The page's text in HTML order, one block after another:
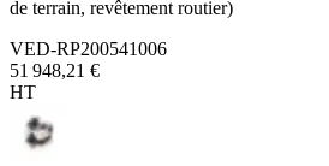
de terrain, revêtement routier)
VED-RP200541006
51 948,21 €
HT